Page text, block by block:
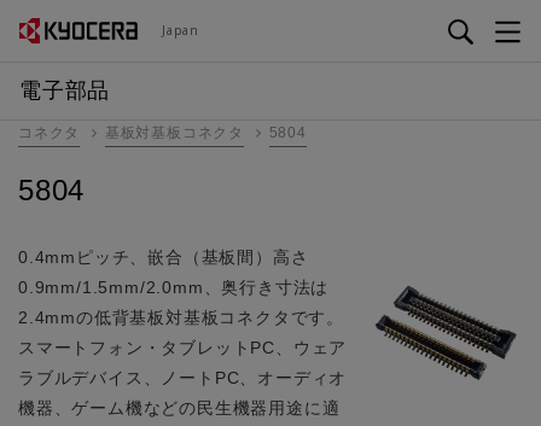
Japan
電子部品
コネクタ 基板対基板コネクタ 5804
5804
0.4mmピッチ、嵌合（基板間）高さ
0.9mm/1.5mm/2.0mm、奥行き寸法は
2.4mmの低背基板対基板コネクタです。
スマートフォン・タブレットPC、ウェア
ラブルデバイス、ノートPC、オーディオ
機器、ゲーム機などの民生機器用途に適